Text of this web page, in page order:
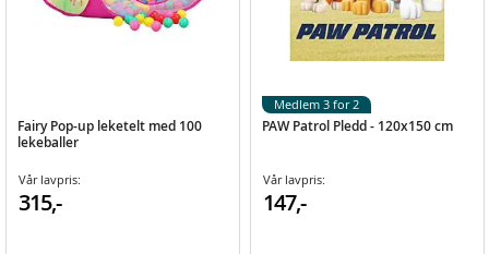
Fairy Pop-up leketelt med 100
lekeballer
Vår lavpris:
315,-
PAW Patrol Pledd - 120x150 cm
Vår lavpris:
147,-
Medlem 3 for 2